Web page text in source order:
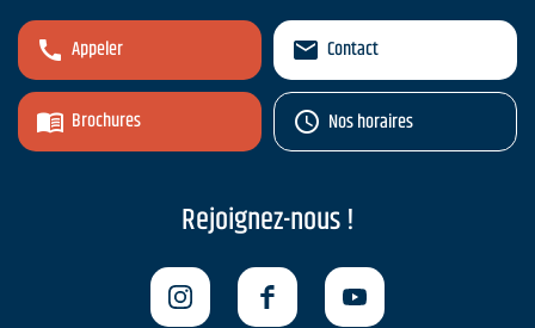
Appeler
Brochures
Contact
Nos horaires
Rejoignez-nous !